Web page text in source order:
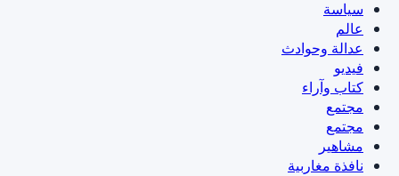
سياسة
عالم
عدالة وحوادث
فيديو
كتاب وآراء
مجتمع
مجتمع
مشاهير
نافذة مغاربية